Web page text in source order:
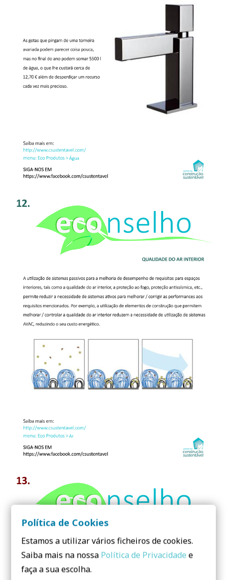
Política de Cookies
Estamos a utilizar vários ficheiros de cookies.
Saiba mais na nossa Política de Privacidade e
faça a sua escolha.